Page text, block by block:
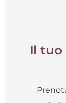
Il tuo